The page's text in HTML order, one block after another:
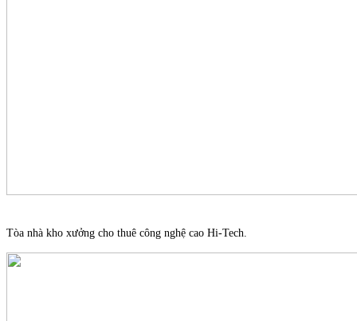
Tòa nhà kho xưởng cho thuê công nghệ cao Hi-Tech.